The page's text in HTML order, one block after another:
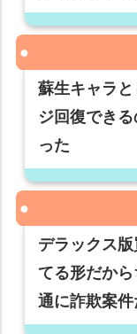
蘇生キャラ
ジ回復でき
った
デラックス
てる形だか
通に詐欺案